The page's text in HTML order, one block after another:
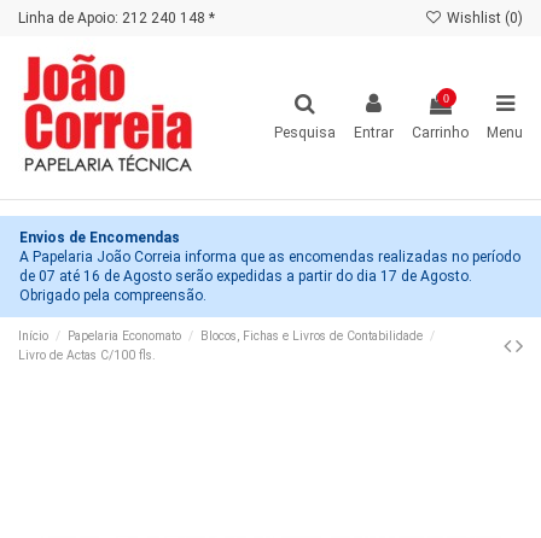
Linha de Apoio: 212 240 148 * Wishlist (0)
Pesquisa Entrar
0
Carrinho Menu
Envios de Encomendas
A Papelaria João Correia informa que as encomendas realizadas no período
de 07 até 16 de Agosto serão expedidas a partir do dia 17 de Agosto.
Obrigado pela compreensão.
Início Papelaria Economato
Blocos, Fichas e Livros de Contabilidade
Livro de Actas C/100 fls.